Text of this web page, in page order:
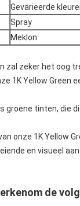
Gevarieerde
Spray
Meklon
zal zeker het oog
1K Yellow
groene tinten, die
onze 1K Yellow
en visueel
om de